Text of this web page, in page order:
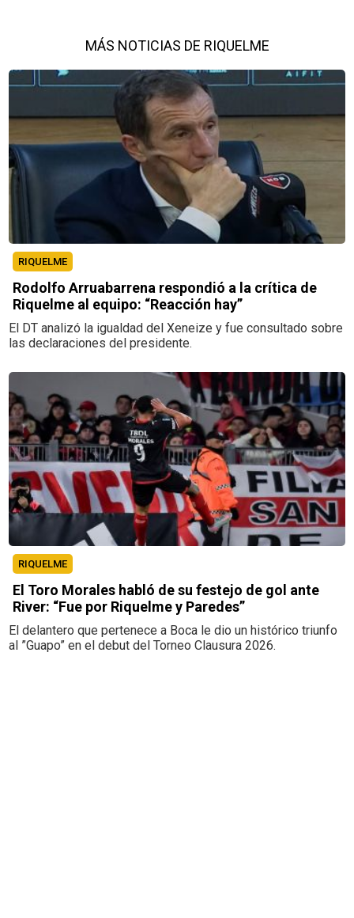
MÁS NOTICIAS DE RIQUELME
RIQUELME
Rodolfo Arruabarrena respondió a la crítica de
Riquelme al equipo: “Reacción hay”
El DT analizó la igualdad del Xeneize y fue consultado sobre
las declaraciones del presidente.
RIQUELME
El Toro Morales habló de su festejo de gol ante
River: “Fue por Riquelme y Paredes”
El delantero que pertenece a Boca le dio un histórico triunfo
al ”Guapo” en el debut del Torneo Clausura 2026.